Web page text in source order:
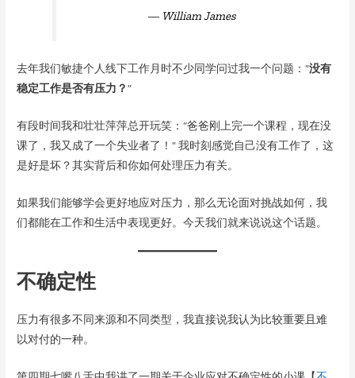
— William James
去年我们敏捷个人线下工作月时不少同学问过我一个问题：“没有
稳定工作是否有压力？”
有段时间我和壮壮萍萍总开玩笑：“爸爸刚上完一个课程，现在没
课了，我又成了一个失业者了！” 我时刻感觉自己没有工作了，这
是好是坏？其实背后和你如何处理压力有关。
如果我们能够学会更好地应对压力，那么无论面对挑战如何，我
们都能在工作和生活中表现更好。今天我们就来说说这个话题。
不确定性
压力有很多不同来源和不同类型，我直接说我认为比较重要且难
以对付的一种。